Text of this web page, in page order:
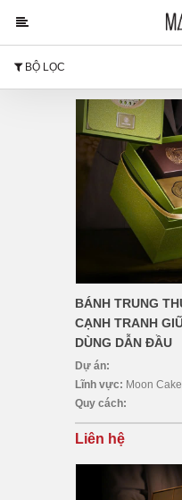
BỘ LỌC
BÁNH TRUNG
CẠNH TRANH
DÙNG DẪN ĐẦU
Dự án:
Lĩnh vực: Moon
Quy cách:
Liên hệ